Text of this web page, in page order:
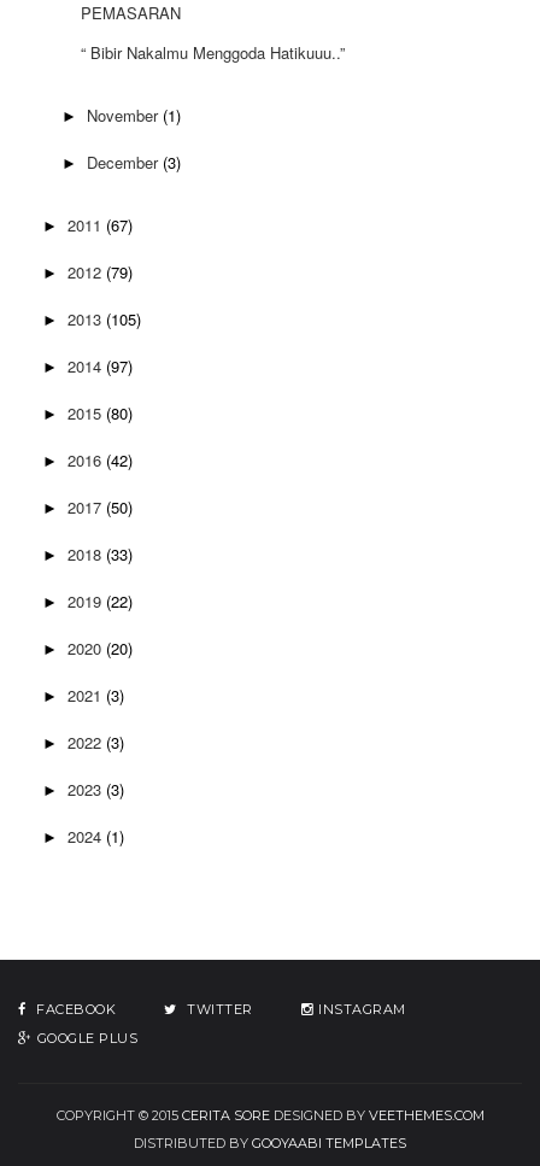
PEMASARAN
“ Bibir Nakalmu Menggoda Hatikuuu..”
► November (1)
► December (3)
► 2011 (67)
► 2012 (79)
► 2013 (105)
► 2014 (97)
► 2015 (80)
► 2016 (42)
► 2017 (50)
► 2018 (33)
► 2019 (22)
► 2020 (20)
► 2021 (3)
► 2022 (3)
► 2023 (3)
► 2024 (1)
FACEBOOK TWITTER
INSTAGRAM
GOOGLE PLUS
COPYRIGHT © 2015 CERITA SOREDESIGNED BY VEETHEMES.COM
DISTRIBUTED BY GOOYAABI TEMPLATES